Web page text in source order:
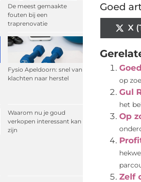
De meest gemaakte
fouten bij een
traprenovatie
Fysio Apeldoorn: snel van
klachten naar herstel
Waarom nu je goud
verkopen interessant kan
zijn
Goed
X
op
Gul
het
Op
Zelf